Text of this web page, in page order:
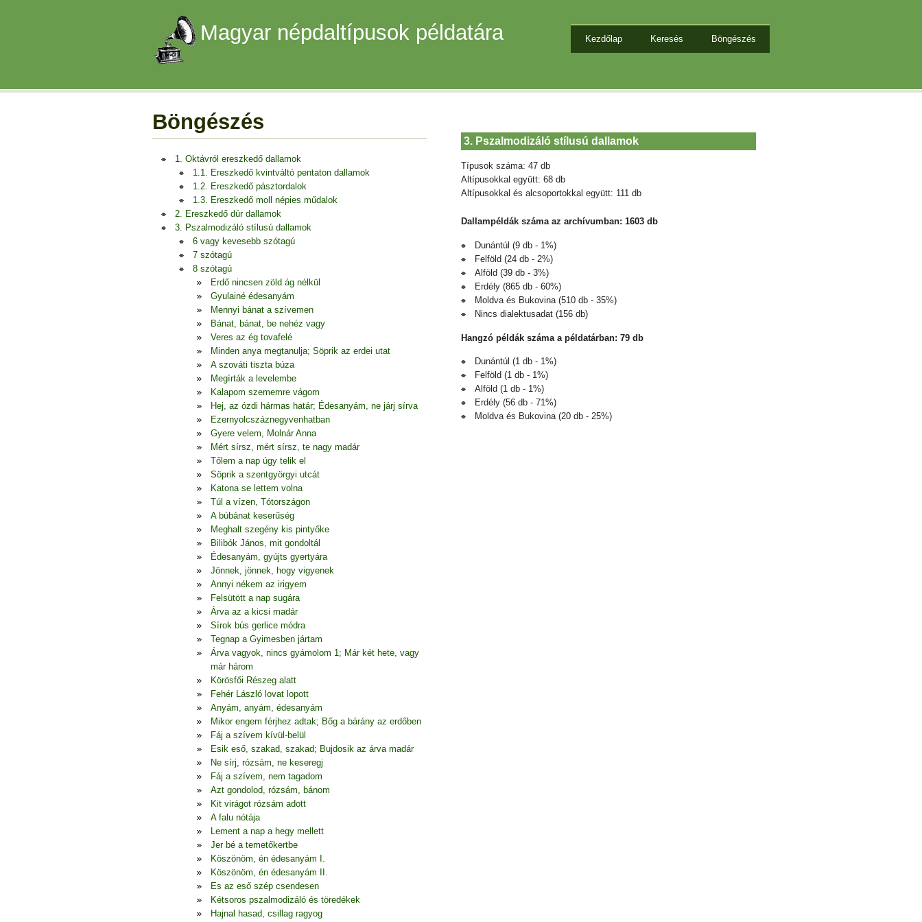
Magyar népdaltípusok példatára Kezdőlap Keresés Böngészés
Böngészés
1. Oktávról ereszkedő dallamok
1.1. Ereszkedő kvintváltó pentaton dallamok
1.2. Ereszkedő pásztordalok
1.3. Ereszkedő moll népies műdalok
2. Ereszkedő dúr dallamok
3. Pszalmodizáló stílusú dallamok
6 vagy kevesebb szótagú
7 szótagú
8 szótagú
Erdő nincsen zöld ág nélkül
Gyulainé édesanyám
Mennyi bánat a szívemen
Bánat, bánat, be nehéz vagy
Veres az ég tovafelé
Minden anya megtanulja; Söprik az erdei utat
A szováti tiszta búza
Megírták a levelembe
Kalapom szememre vágom
Hej, az ózdi hármas határ; Édesanyám, ne járj sírva
Ezernyolcszáznegyvenhatban
Gyere velem, Molnár Anna
Mért sírsz, mért sírsz, te nagy madár
Tőlem a nap úgy telik el
Söprik a szentgyörgyi utcát
Katona se lettem volna
Túl a vízen, Tótországon
A búbánat keserűség
Meghalt szegény kis pintyőke
Bilibók János, mit gondoltál
Édesanyám, gyújts gyertyára
Jönnek, jönnek, hogy vigyenek
Annyi nékem az irigyem
Felsütött a nap sugára
Árva az a kicsi madár
Sírok bús gerlice módra
Tegnap a Gyimesben jártam
Árva vagyok, nincs gyámolom 1; Már két hete, vagy
már három
Körösfői Részeg alatt
Fehér László lovat lopott
Anyám, anyám, édesanyám
Mikor engem férjhez adtak; Bőg a bárány az erdőben
Fáj a szívem kívül-belül
Esik eső, szakad, szakad; Bujdosik az árva madár
Ne sírj, rózsám, ne keseregj
Fáj a szívem, nem tagadom
Azt gondolod, rózsám, bánom
Kit virágot rózsám adott
A falu nótája
Lement a nap a hegy mellett
Jer bé a temetőkertbe
Köszönöm, én édesanyám I.
Köszönöm, én édesanyám II.
Es az eső szép csendesen
Kétsoros pszalmodizáló és töredékek
Hajnal hasad, csillag ragyog
3. Pszalmodizáló stílusú dallamok
Típusok száma: 47 db
Altípusokkal együtt: 68 db
Altípusokkal és alcsoportokkal együtt: 111 db
Dallampéldák száma az archívumban: 1603 db
Dunántúl (9 db - 1%)
Felföld (24 db - 2%)
Alföld (39 db - 3%)
Erdély (865 db - 60%)
Moldva és Bukovina (510 db - 35%)
Nincs dialektusadat (156 db)
Hangzó példák száma a példatárban: 79 db
Dunántúl (1 db - 1%)
Felföld (1 db - 1%)
Alföld (1 db - 1%)
Erdély (56 db - 71%)
Moldva és Bukovina (20 db - 25%)